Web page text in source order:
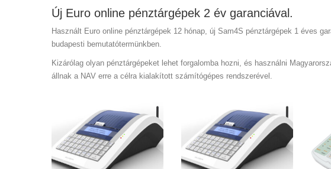
Új Euro online pénztárgépek 2 év garanciával.
Használt Euro online pénztárgépek 12 hónap, új Sam4S pénztárgépek 1 éves
budapesti bemutatótermünkben.
Kizárólag olyan pénztárgépeket lehet forgalomba hozni, és használni
állnak a NAV erre a célra kialakított számítógépes rendszerével.